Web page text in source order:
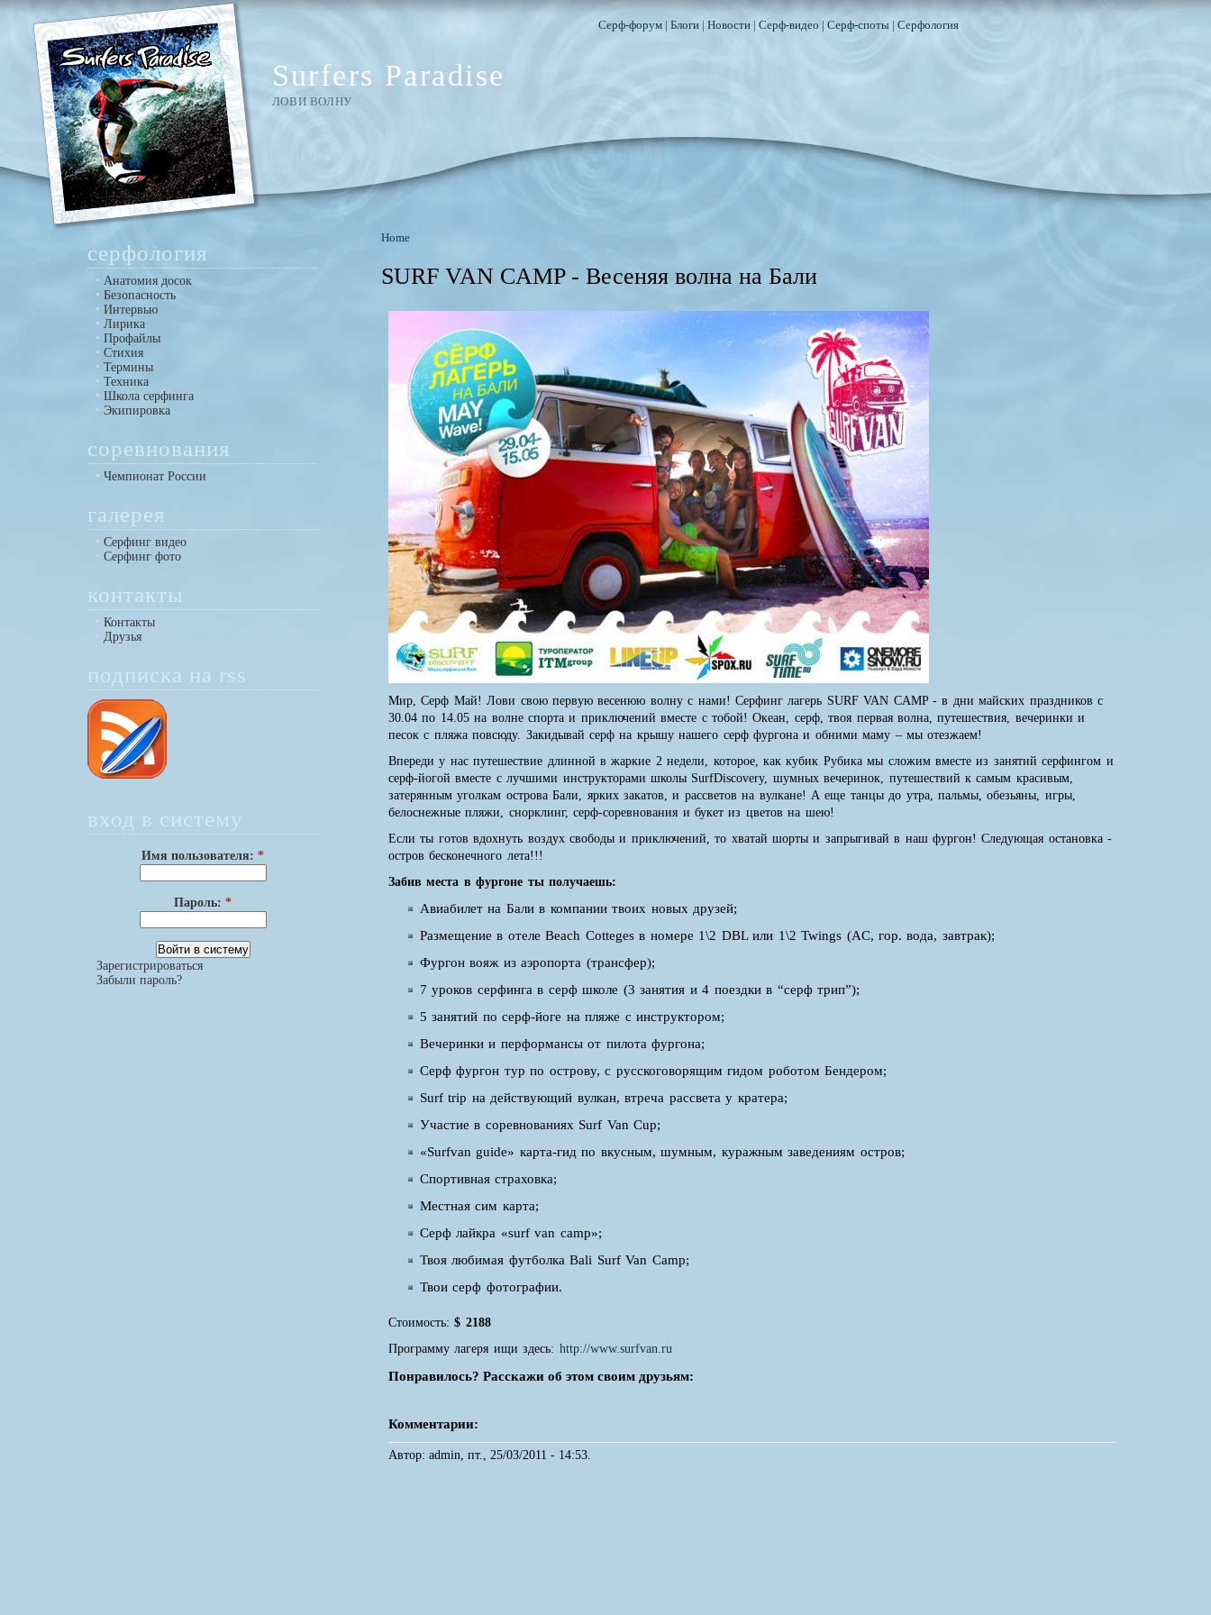
Surfers Paradise
ЛОВИ ВОЛНУ
Серф-форум| Блоги| Новости| Серф-видео Серф-споты| Серфология
серфология
Анатомия досок
Безопасность
Интервью
Лирика
Профайлы
Стихия
Термины
Техника
Школа серфинга
Экипировка
соревнования
Чемпионат России
галерея
Серфинг видео
Серфинг фото
контакты
Контакты
Друзья
подписка на rss
вход в систему
Имя пользователя:*
Пароль:*
Зарегистрироваться
Забыли пароль?
Home
SURF VAN CAMP - Весеняя волна на Бали
Мир, Серф Май! Лови свою первую весенюю волну с нами! Серфинг лагерь SURF VAN CAMP - в дни майских праздников с
30.04 по 14.05 на волне спорта и приключений вместе с тобой! Океан, серф, твоя первая волна, путешествия, вечеринки и
песок с пляжа повсюду. Закидывай серф на крышу нашего серф фургона и обними маму – мы отезжаем!
Впереди у нас путешествие длинной в жаркие 2 недели, которое, как кубик Рубика мы сложим вместе из занятий серфингом и
серф-йогой вместе с лучшими инструкторами школы SurfDiscovery, шумных вечеринок, путешествий к самым красивым,
затерянным уголкам острова Бали, ярких закатов, и рассветов на вулкане! А еще танцы до утра, пальмы, обезьяны, игры,
белоснежные пляжи, снорклинг, серф-соревнования и букет из цветов на шею!
Если ты готов вдохнуть воздух свободы и приключений, то xватай шорты и запрыгивай в наш фургон! Следующая остановка -
остров бесконечного лета!!!
Забив места в фургоне ты получаешь:
Авиабилет на Бали в компании твоих новых друзей;
Размещение в отеле Beach Cotteges в номере 1\2 DBL или 1\2 Twings (AC, гор. вода, завтрак);
Фургон вояж из аэропорта (трансфер);
7 уроков серфинга в серф школе (3 занятия и 4 поездки в “серф трип”);
5 занятий по серф-йоге на пляже с инструктором;
Вечеринки и перформансы от пилота фургона;
Серф фургон тур по острову, с русскоговорящим гидом роботом Бендером;
Surf trip на действующий вулкан, втреча рассвета у кратера;
Участие в соревнованиях Surf Van Cup;
«Surfvan guide» карта-гид по вкусным, шумным, куражным заведениям остров;
Спортивная страховка;
Местная сим карта;
Серф лайкра «surf van camp»;
Твоя любимая футболка Bali Surf Van Сamp;
Твои серф фотографии.
Стоимость:$ 2188
Программу лагеря ищи здесь: http://www.surfvan.ru
Понравилось? Расскажи об этом своим друзьям:
Комментарии:
Автор: admin, пт., 25/03/2011 - 14:53.